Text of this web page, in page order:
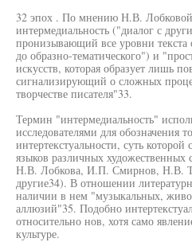
32 эпох . По мнению Н.В. Лобковой,
интермедиальность ("диалог с
пронизывающий все уровни
до образно-тематического") и
искусств, которая образует лишь
сигнализирующий о сложных
творчестве писателя"33.
Термин "интермедиальность"
исследователями для обозначения
интертекстуальности, суть
языков различных
Н.В. Лобкова, И.П. Смирнов, Н.В.
другие34). В отношении
наличии в нем "музыкальных,
аллюзий"35. Подобно
относительно нов, хотя само
культуре.